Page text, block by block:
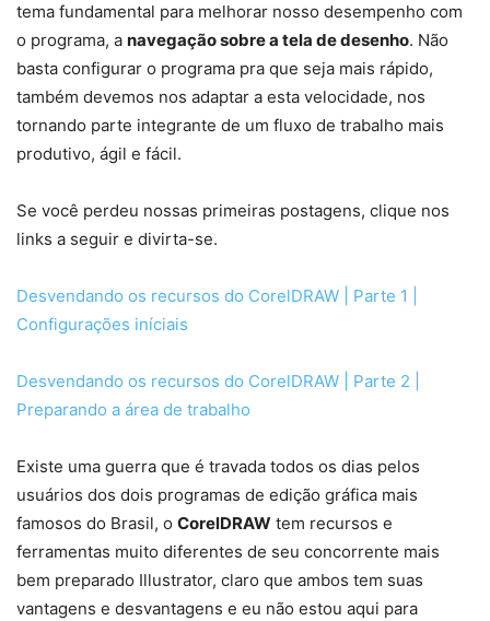
tema fundamental para melhorar nosso desempenho com
o programa, a navegação sobre a tela de desenho. Não
basta configurar o programa pra que seja mais rápido,
também devemos nos adaptar a esta velocidade, nos
tornando parte integrante de um fluxo de trabalho mais
produtivo, ágil e fácil.
Se você perdeu nossas primeiras postagens, clique nos
links a seguir e divirta-se.
Desvendando os recursos do CorelDRAW | Parte 1 |
Configurações iníciais
Desvendando os recursos do CorelDRAW | Parte 2 |
Preparando a área de trabalho
Existe uma guerra que é travada todos os dias pelos
usuários dos dois programas de edição gráfica mais
famosos do Brasil, o CorelDRAW tem recursos e
ferramentas muito diferentes de seu concorrente mais
bem preparado Illustrator, claro que ambos tem suas
vantagens e desvantagens e eu não estou aqui para